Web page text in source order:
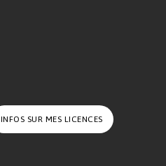
INFOS SUR MES LICENCES